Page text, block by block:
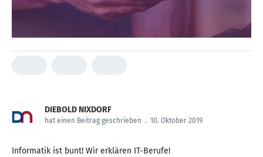
DIEBOLD NIXDORF
hat einen Beitrag geschrieben . 10. Oktober 2019
Informatik ist bunt! Wir erklären IT-Berufe!